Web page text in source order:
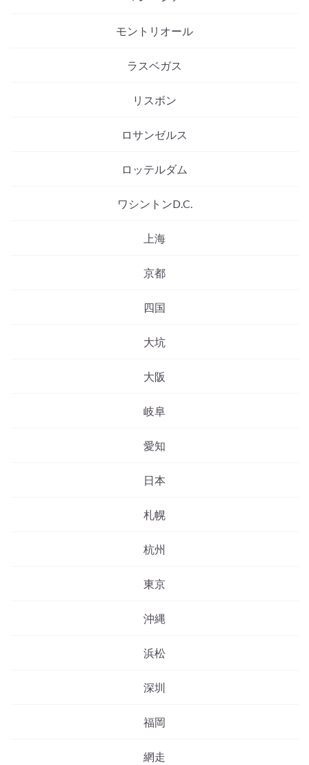
モントリオール
ラスベガス
リスボン
ロサンゼルス
ロッテルダム
ワシントンD.C.
上海
京都
四国
大坑
大阪
岐阜
愛知
日本
札幌
杭州
東京
沖縄
浜松
深圳
福岡
網走